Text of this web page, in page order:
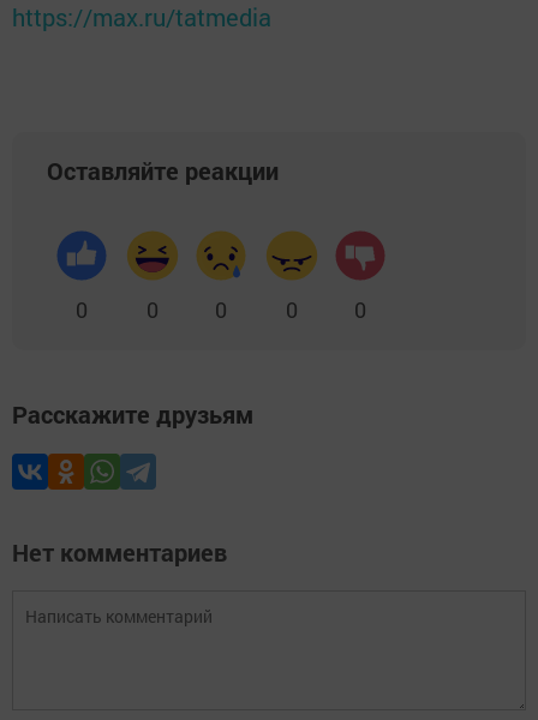
https://max.ru/tatmedia
Оставляйте реакции
0 0 0 0 0
Расскажите друзьям
Нет комментариев